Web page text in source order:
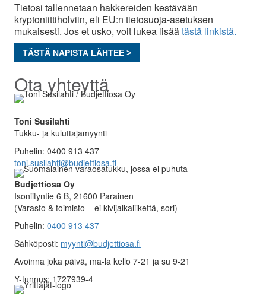
Tietosi tallennetaan hakkereiden kestävään
kryptoniittiholviin, eli EU:n tietosuoja-asetuksen
mukaisesti. Jos et usko, voit lukea lisäätästä linkistä.
TÄSTÄ NAPISTA LÄHTEE >
Ota yhteyttä
Toni Susilahti
Tukku- ja kuluttajamyynti
Puhelin: 0400 913 437
toni.susilahti@budjettiosa.fi
Budjettiosa Oy
Isoniityntie 6 B, 21600 Parainen
(Varasto & toimisto – ei kivijalkaliikettä, sori)
Puhelin: 0400 913 437
Sähköposti: myynti@budjettiosa.fi
Avoinna joka päivä, ma-la kello 7-21 ja su 9-21
Y-tunnus: 1727939-4